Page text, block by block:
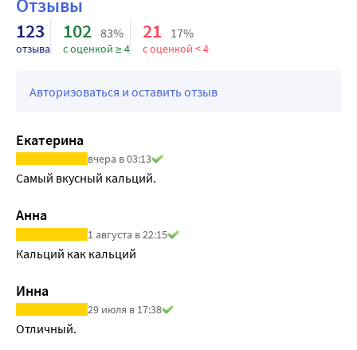
нервно-мышечного аппарата с развитием склонности к
судорогам.
Отзывы
123
отзыва
102 83%
с оценкой ≥ 4
21 17%
с оценкой < 4
Авторизоваться и оставить отзыв
Екатерина
вчера в 03:13
Самый вкусный кальций.
Анна
1 августа в 22:15
Кальций как кальций
Инна
29 июля в 17:38
Отличный.